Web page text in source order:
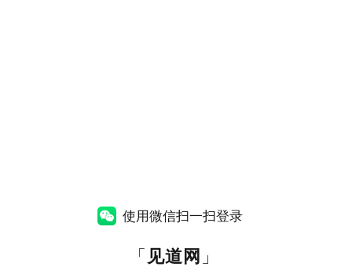
使用微信扫一扫登录
「 见道网 」